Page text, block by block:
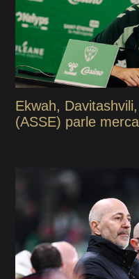
Ekwah,
(ASSE) parle